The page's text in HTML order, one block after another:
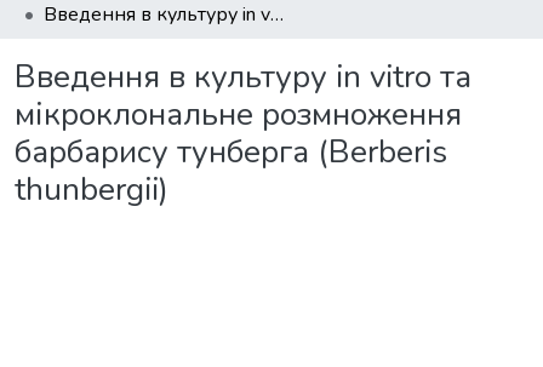
Введення в культуру in vitro та мікроклональне розмноження барбарису тунберга (Berberis thunbergii)
Введення в культуру in vitro та
мікроклональне розмноження
барбарису тунберга (Berberis
thunbergii)